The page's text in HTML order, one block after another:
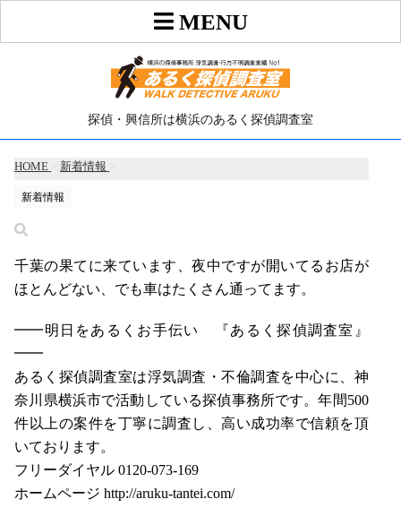
探偵・興信所は横浜のあるく探偵調査室
HOME 新着情報
新着情報
千葉の果てに来ています、夜中ですが開いてるお店が
ほとんどない、でも車はたくさん通ってます。
━━明日をあるくお手伝い 『あるく探偵調査室』
━━
あるく探偵調査室は浮気調査・不倫調査を中心に、神
奈川県横浜市で活動している探偵事務所です。年間500
件以上の案件を丁寧に調査し、高い成功率で信頼を頂
いております。
フリーダイヤル 0120-073-169
ホームページ http://aruku-tantei.com/